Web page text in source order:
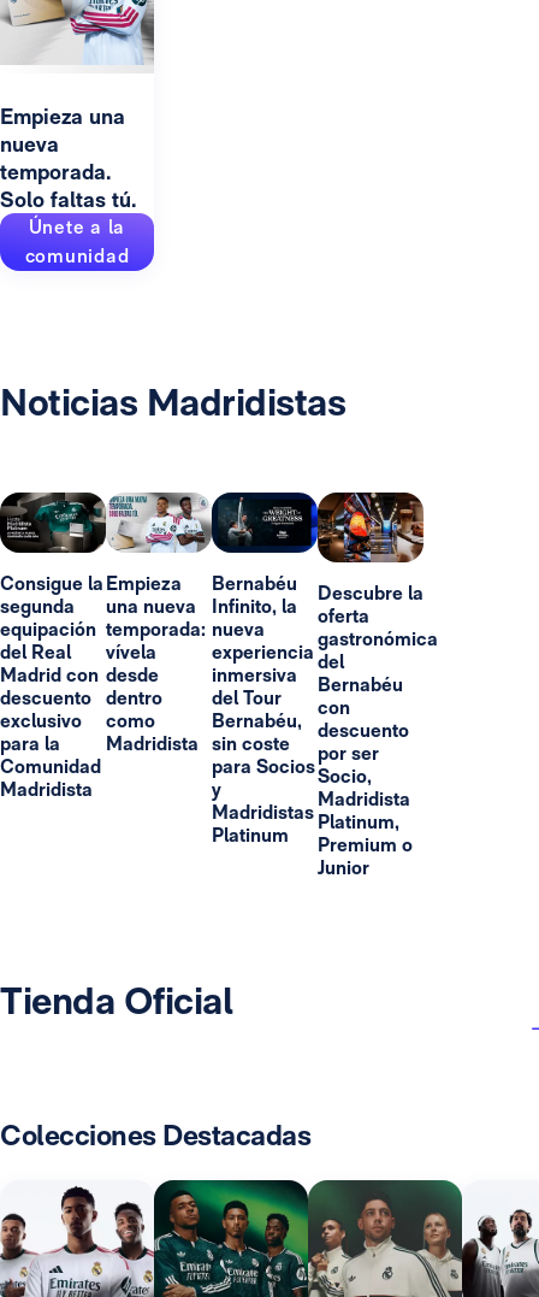
Empieza una
nueva
temporada.
Solo faltas tú.
Únete a la
comunidad
Noticias Madridistas
Consigue la
segunda
equipación
del Real
Madrid con
descuento
exclusivo
para la
Comunidad
Madridista
Empieza
una nueva
temporada:
vívela
desde
dentro
como
Madridista
Bernabéu
Infinito, la
nueva
experiencia
inmersiva
del Tour
Bernabéu,
sin coste
para Socios
y
Madridistas
Platinum
Descubre la
oferta
gastronómica
del
Bernabéu
con
descuento
por ser
Socio,
Madridista
Platinum,
Premium o
Junior
Tienda Oficial
Colecciones Destacadas